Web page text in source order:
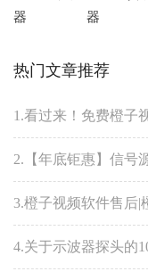
器
器
热门文章推荐